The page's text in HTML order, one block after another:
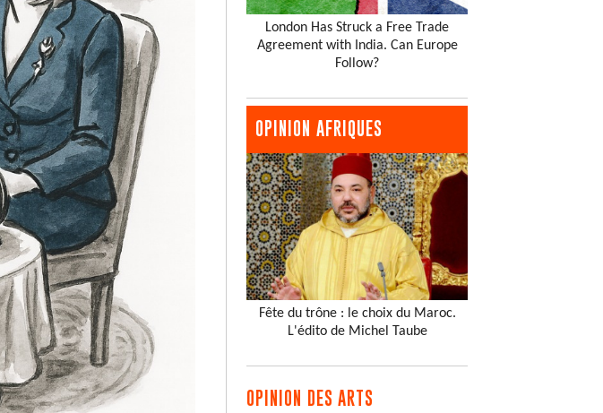
London Has Struck a Free Trade
Agreement with India. Can Europe
Follow?
OPINION AFRIQUES
Fête du trône : le choix du Maroc.
L'édito de Michel Taube
OPINION DES ARTS